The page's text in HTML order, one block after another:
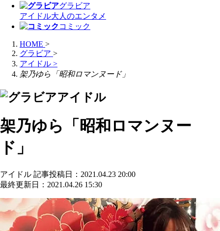
グラビア
アイドル大人のエンタメ
コミック
HOME >
グラビア >
アイドル >
架乃ゆら「昭和ロマンヌード」
アイドル
架乃ゆら「昭和ロマンヌー
ド」
アイドル 記事投稿日：2021.04.23 20:00
最終更新日：2021.04.26 15:30